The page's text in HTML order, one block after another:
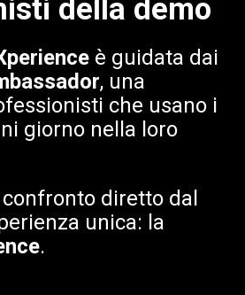
della demo
è guidata dai
, una
che usano i
giorno nella loro
confronto diretto dal
unica: la
.